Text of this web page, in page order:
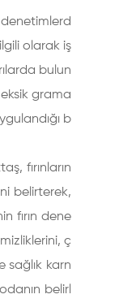
denetimlerd
olarak iş
bulun
eksik grama
b
fırınların
belirterek,
fırın dene
ç
sağlık karn
belirl